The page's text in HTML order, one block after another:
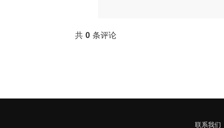
共 0 条评论
联系我们